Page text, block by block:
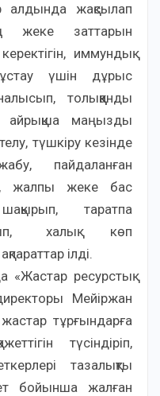
алдында жақсылап
жеке заттарын
иммундық
үшін дұрыс
толыққанды
айрықша маңызды
түшкіру кезінде
пайдаланған
жалпы жеке бас
таратпа
халық көп
ілді.
«Жастар ресурстық
Мейіржан
тұрғындарға
түсіндіріп,
тазалықты
бойынша жалған